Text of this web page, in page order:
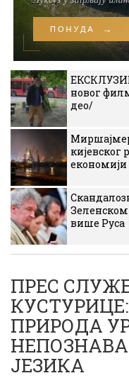
новог
део/
економији
Зеленском
више Руса
ПРЕС
ПРИРОДА
ЈЕЗИКА